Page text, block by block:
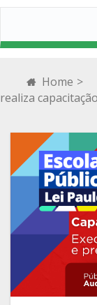
Home >
realiza